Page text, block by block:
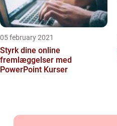
05 february 2021
Styrk dine online
fremlæggelser med
PowerPoint Kurser